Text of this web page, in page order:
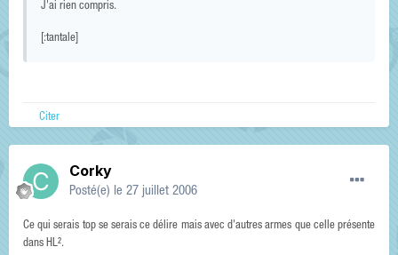
J'ai rien compris.
[:tantale]
Citer
Corky
Posté(e) le 27 juillet 2006
Ce qui serais top se serais ce délire mais avec d'autres armes que celle présente
dans HL².